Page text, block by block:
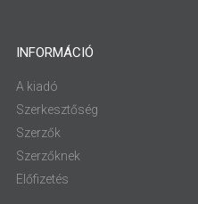
INFORMÁCIÓ
A kiadó
Szerkesztőség
Szerzők
Szerzőknek
Előfizetés